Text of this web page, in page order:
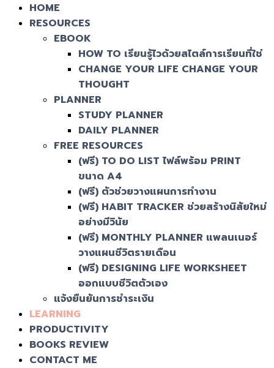
HOME
RESOURCES
EBOOK
HOW TO เรียนรู้ไวด้วยสไตล์การเรียนที่ใช่
CHANGE YOUR LIFE CHANGE YOUR
THOUGHT
PLANNER
STUDY PLANNER
DAILY PLANNER
FREE RESOURCES
(ฟรี) TO DO LIST ไฟล์พร้อม PRINT
ขนาด A4
(ฟรี) ตัวช่วยวางแผนการทำงาน
(ฟรี) HABIT TRACKER ช่วยสร้างนิสัยใหม่
อย่างมีวินัย
(ฟรี) MONTHLY PLANNER แพลนเนอร์
วางแผนชีวิตรายเดือน
(ฟรี) DESIGNING LIFE WORKSHEET
ออกแบบชีวิตตัวเอง
แจ้งยืนยันการชำระเงิน
LEARNING
PRODUCTIVITY
BOOKS REVIEW
CONTACT ME